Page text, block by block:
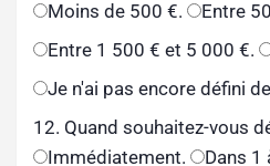
Moins de 500 €.
Entre
Entre 1 500 € et 5 000 €.
Je n'ai pas encore défini
12. Quand souhaitez-vous
Immédiatement.
Dans 1